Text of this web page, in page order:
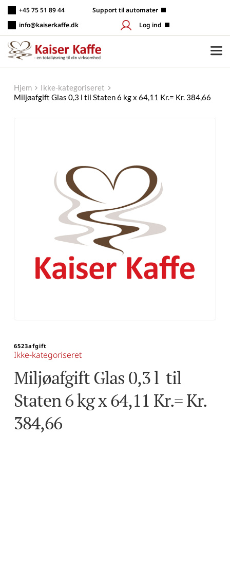
indhold
+45 75 51 89 44
info@kaiserkaffe.dk
Support til automater
Log ind
Hjem
Ikke-kategoriseret
Miljøafgift Glas 0,3 l til Staten 6 kg x 64,11 Kr.= Kr. 384,66
6523afgift
Ikke-kategoriseret
Miljøafgift Glas 0,3 l  til
Staten 6 kg x 64,11 Kr.= Kr.
384,66